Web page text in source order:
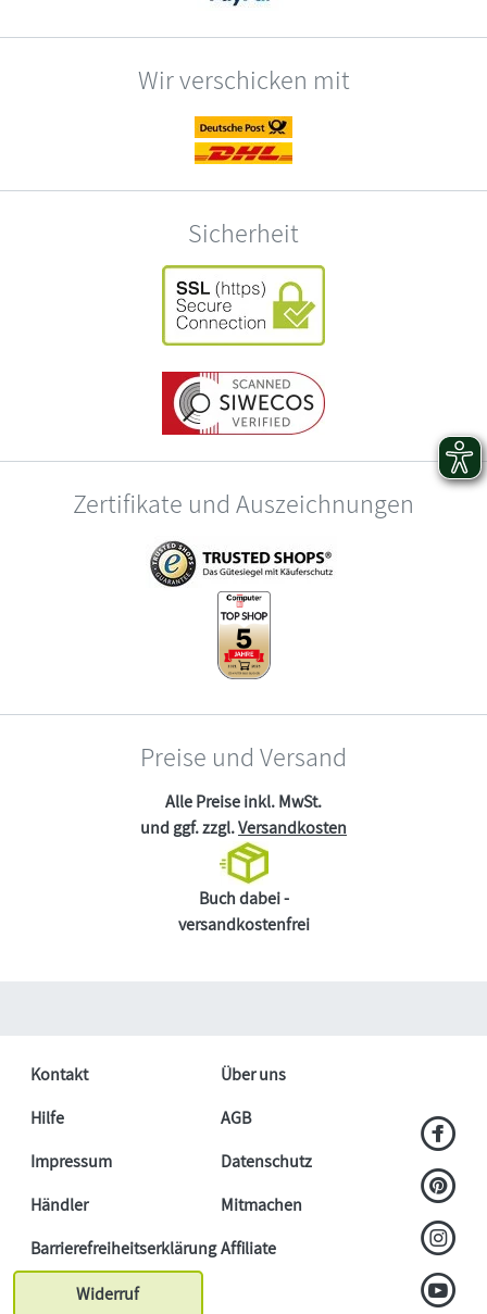
Wir verschicken mit
Sicherheit
Zertifikate und Auszeichnungen
Preise und Versand
Alle Preise inkl. MwSt.
und ggf. zzgl.Versandkosten
Buch dabei -
versandkostenfrei
Kontakt
Über uns
Hilfe
AGB
Impressum
Datenschutz
Händler
Mitmachen
BarrierefreiheitserklärungAffiliate
Widerruf